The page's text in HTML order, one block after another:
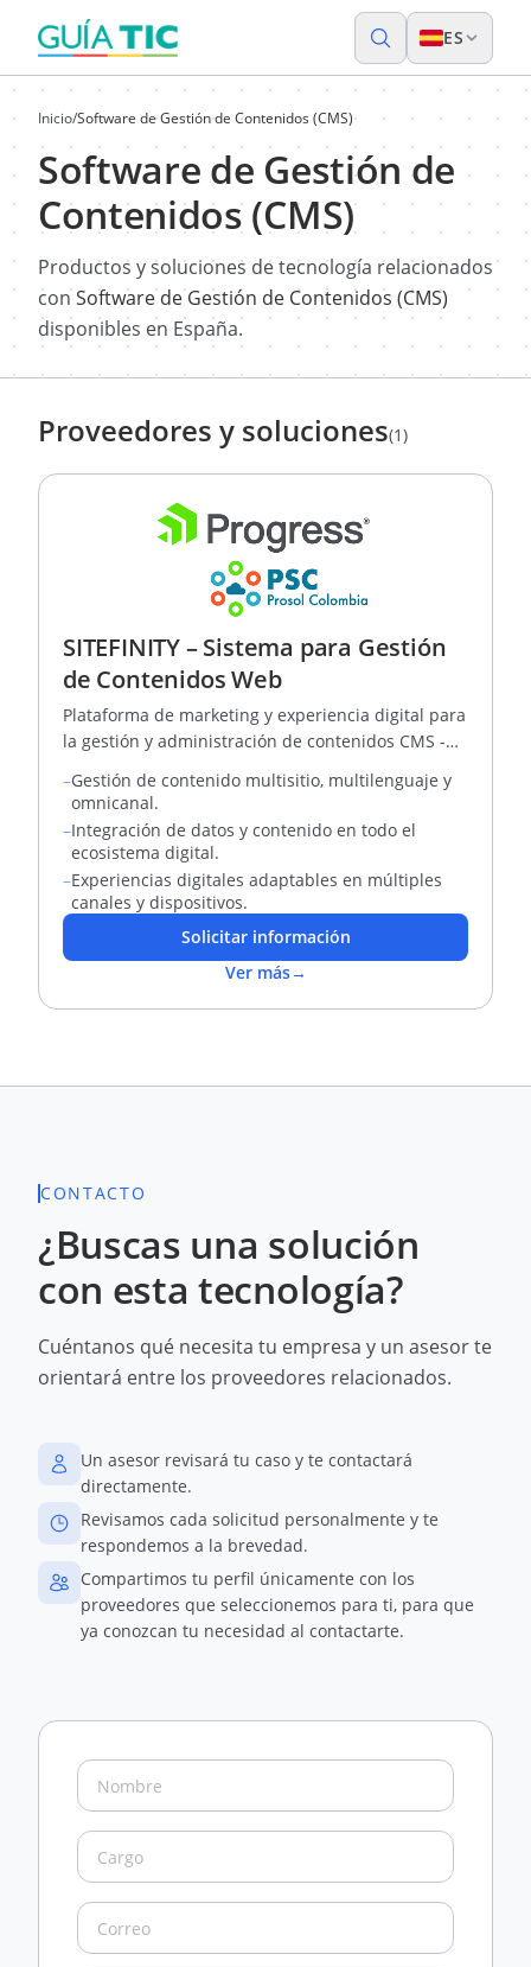
ES
Inicio/Software de Gestión de Contenidos (CMS)
Software de Gestión de
Contenidos (CMS)
Productos y soluciones de tecnología relacionados
conSoftware de Gestión de Contenidos (CMS)
disponibles en España.
Proveedores y soluciones(1)
SITEFINITY – Sistema para Gestión
de Contenidos Web
Plataforma de marketing y experiencia digital para
la gestión y administración de contenidos CMS -
–Gestión de contenido multisitio, multilenguaje y
omnicanal.
–Integración de datos y contenido en todo el
ecosistema digital.
–Experiencias digitales adaptables en múltiples
canales y dispositivos.
Solicitar información
Ver más→
CONTACTO
¿Buscas una solución
con esta tecnología?
Cuéntanos qué necesita tu empresa y un asesor te
orientará entre los proveedores relacionados.
Un asesor revisará tu caso y te contactará
directamente.
Revisamos cada solicitud personalmente y te
respondemos a la brevedad.
Compartimos tu perfil únicamente con los
proveedores que seleccionemos para ti, para que
ya conozcan tu necesidad al contactarte.